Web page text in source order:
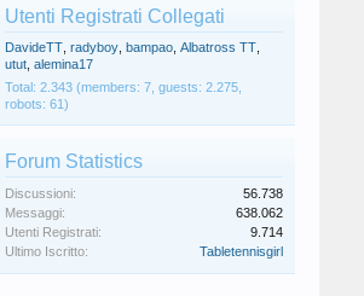
Utenti Registrati Collegati
DavideTT radyboy bampao Albatross TT
utut alemina17
Total: 2.343 (members: 7, guests: 2.275,
robots: 61)
Forum Statistics
Discussioni:
56.738
Messaggi:
638.062
Utenti Registrati:
9.714
Ultimo Iscritto:
Tabletennisgirl